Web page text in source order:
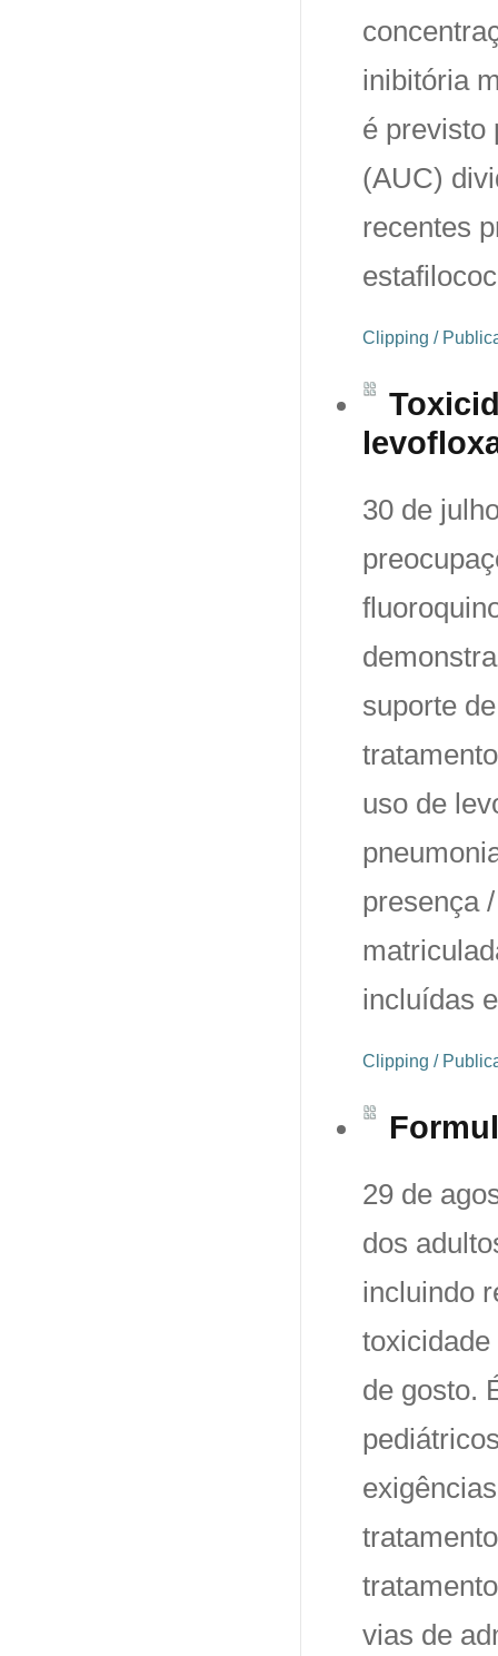
inibitória
é previsto
(AUC)
recentes
Clipping /
30 de
suporte
uso de
presença
incluídas
Clipping /
29 de
dos
incluindo
de gosto.
vias de